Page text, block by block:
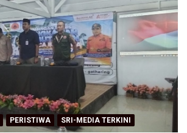
PERISTIWA SRI-MEDIA TERKINI